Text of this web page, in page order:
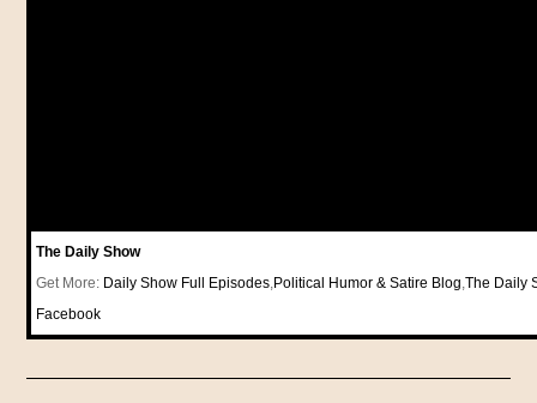
The Daily Show
Get More: Daily Show Full Episodes,Political Humor & Satire Blog,The Daily
Facebook